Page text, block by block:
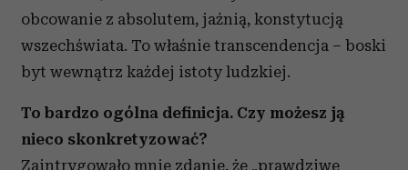
obcowanie z absolutem, jaźnią, konstytucją
wszechświata. To właśnie transcendencja – boski
byt wewnątrz każdej istoty ludzkiej.
To bardzo ogólna definicja. Czy możesz ją
nieco skonkretyzować?
Zaintrygowało mnie zdanie, że „prawdziwe